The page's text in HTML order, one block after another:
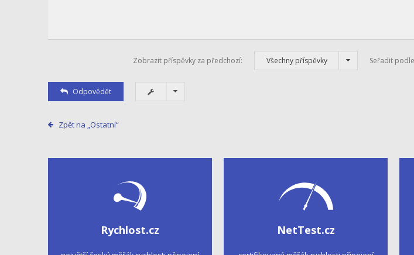
Zobrazit příspěvky za předchozí: Všechny příspěvky Seřadit podle
Odpovědět
Zpět na „Ostatní“
Rychlost.cz NetTest.cz